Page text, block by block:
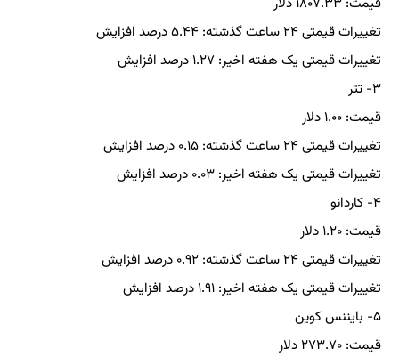
تغییرات قیمتی ۲۴ ساعت گذشته: ۵.۴۴ درصد افزایش
تغییرات قیمتی یک هفته اخیر: ۱.۲۷ درصد افزایش
۳- تتر
قیمت: ۱.۰۰ دلار
تغییرات قیمتی ۲۴ ساعت گذشته: ۰.۱۵ درصد افزایش
تغییرات قیمتی یک هفته اخیر: ۰.۰۳ درصد افزایش
۴- کاردانو
قیمت: ۱.۲۰ دلار
تغییرات قیمتی ۲۴ ساعت گذشته: ۰.۹۲ درصد افزایش
تغییرات قیمتی یک هفته اخیر: ۱.۹۱ درصد افزایش
۵- بایننس کوین
قیمت: ۲۷۳.۷۰ دلار